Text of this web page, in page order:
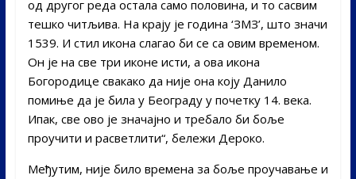
од другог реда остала само половина, и то сасвим
тешко читљива. На крају је година ‘ЗМЗ’, што значи
1539. И стил икона слагао би се са овим временом.
Он је на све три иконе исти, а ова икона
Богородице свакако да није она коју Данило
помиње да је била у Београду у почетку 14. века.
Ипак, све ово је значајно и требало би боље
проучити и расветлити“, бележи Дероко.
Међутим, није било времена за боље проучавање и